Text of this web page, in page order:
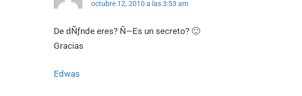
octubre 12, 2010 a las 3:53 am
De dÑƒnde eres? Ñ—Es un secreto? 🙂
Gracias
Edwas